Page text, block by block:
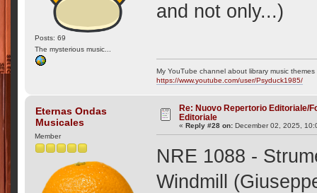
Posts: 69
The mysterious music...
and not only...)
My YouTube channel about library music
https://www.youtube.com/user/Psyduck1985/
Eternas Ondas
Musicales
Member
Re: Nuovo Repertorio Editoriale/
Editoriale
«Reply #28 on: December 02, 2025,
NRE 1088 -
Windmill